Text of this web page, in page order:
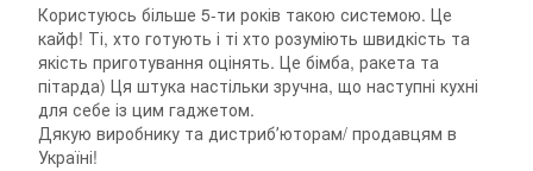
Користуюсь більше 5-ти років такою системою. Це
кайф! Ті, хто готують і ті хто розуміють швидкість та
якість приготування оцінять. Це бімба, ракета та
пітарда) Ця штука настільки зручна, що наступні кухні
для себе із цим гаджетом.
Дякую виробнику та дистрибʼюторам/ продавцям в
Україні!